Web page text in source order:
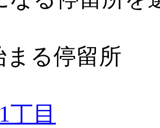
まる停留所
丁目